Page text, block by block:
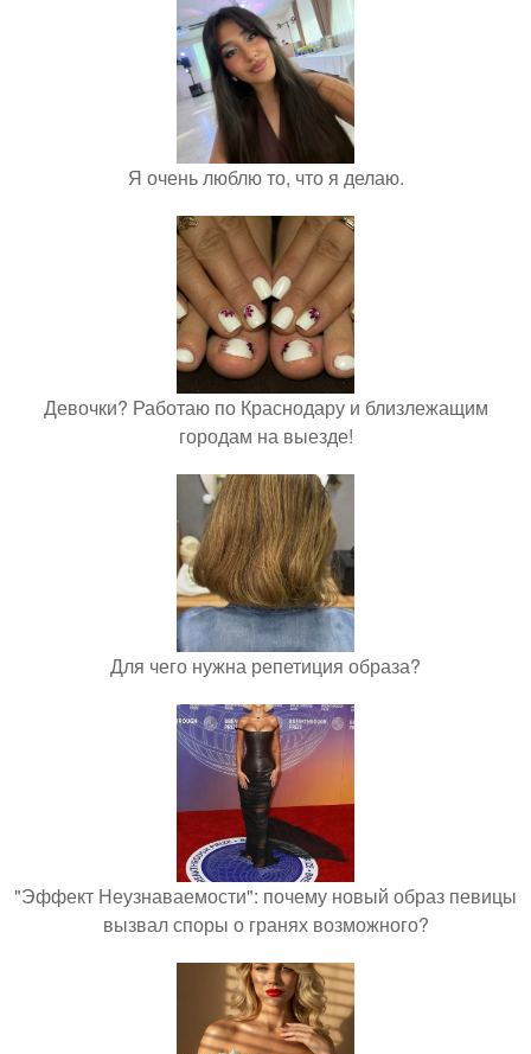
Я очень люблю то, что я делаю.
Девочки? Работаю по Краснодару и близлежащим
городам на выезде!
Для чего нужна репетиция образа?
"Эффект Неузнаваемости": почему новый образ певицы
вызвал споры о гранях возможного?